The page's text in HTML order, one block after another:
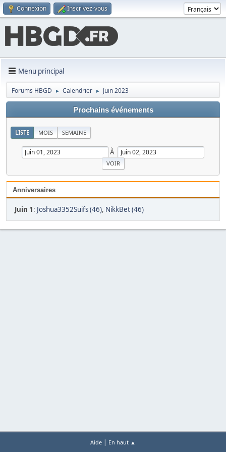
Connexion Inscrivez-vous
Menu principal
Forums HBGD ► Calendrier ► Juin 2023
Prochains événements
LISTE MOIS SEMAINE
À
Anniversaires
Juin 1: Joshua3352Suifs (46), NikkBet (46)
Aide | En haut ▲